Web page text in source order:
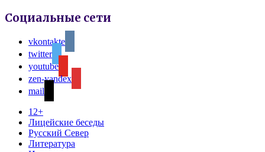
Социальные сети
vkontakte
twitter
youtube
zen-yandex
mail
12+
Лицейские беседы
Русский Север
Литература